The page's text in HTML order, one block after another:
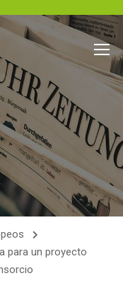
para un proyecto